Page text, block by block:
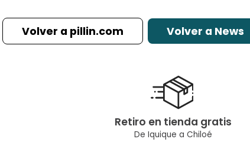
Volver a pillin.com Volver a News
Retiro en tienda gratis
De Iquique a Chiloé